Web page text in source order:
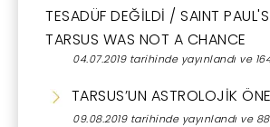
TESADÜF DEĞİLDİ / SAINT
TARSUS WAS NOT A CHANCE
04.07.2019 tarihinde yayınlandı ve
TARSUS’UN ASTROLOJİK
09.08.2019 tarihinde yayınlandı ve